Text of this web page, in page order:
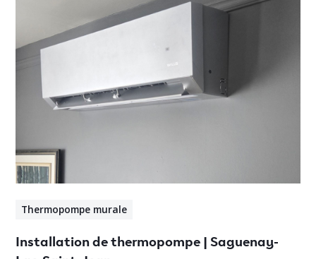
Thermopompe murale
Installation de thermopompe | Saguenay-